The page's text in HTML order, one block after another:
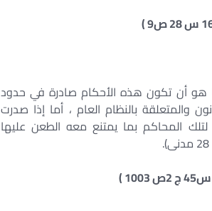
هو أن تكون هذه الأحكام صادرة في حدود
والمتعلقة بالنظام العام ، أما إذا صدرت
المحاكم بما يمتنع معه الطعن عليها